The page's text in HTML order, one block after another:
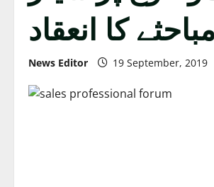
کا انعقاد
News Editor 19 September, 2019